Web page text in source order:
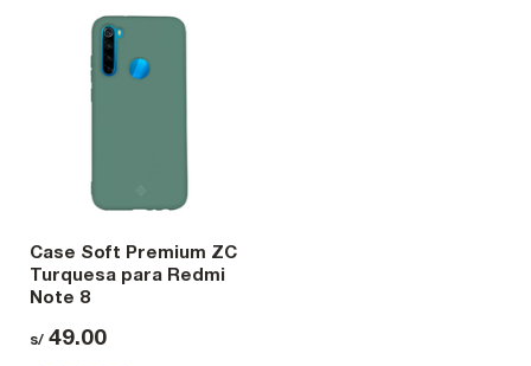
Case Soft Premium ZC
Turquesa para Redmi
Note 8
s/ 49.00